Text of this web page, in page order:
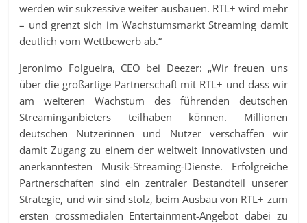
werden wir sukzessive weiter ausbauen. RTL+ wird mehr
– und grenzt sich im Wachstumsmarkt Streaming damit
deutlich vom Wettbewerb ab.“
Jeronimo Folgueira, CEO bei Deezer: „Wir freuen uns
über die großartige Partnerschaft mit RTL+ und dass wir
am weiteren Wachstum des führenden deutschen
Streaminganbieters teilhaben können. Millionen
deutschen Nutzerinnen und Nutzer verschaffen wir
damit Zugang zu einem der weltweit innovativsten und
anerkanntesten Musik-Streaming-Dienste. Erfolgreiche
Partnerschaften sind ein zentraler Bestandteil unserer
Strategie, und wir sind stolz, beim Ausbau von RTL+ zum
ersten crossmedialen Entertainment-Angebot dabei zu